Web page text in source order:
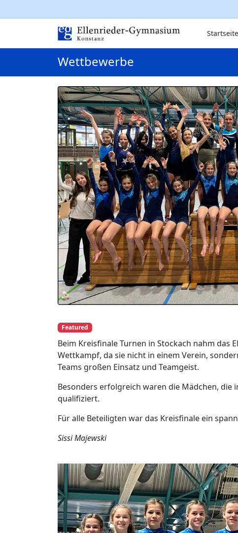
Startseite
Wettbewerbe
Featured
Beim Kreisfinale Turnen in Stockach nahm
Wettkampf, da sie nicht in einem Verein,
Teams großen Einsatz und Teamgeist.
Besonders erfolgreich waren die Mädchen, die
qualifiziert.
Für alle Beteiligten war das Kreisfinale ein
Sissi Majewski